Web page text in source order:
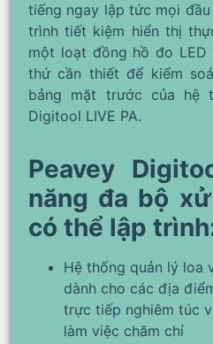
tiếng ngay lập tức mọi
trình tiết kiệm hiển thị
một loạt đồng hồ đo
thứ cần thiết để kiểm
bảng mặt trước của hệ
Digitool LIVE PA.
Peavey
năng đa bộ
có thể lập
Hệ thống quản lý loa
dành cho các địa
trực tiếp nghiêm túc
làm việc chăm chỉ